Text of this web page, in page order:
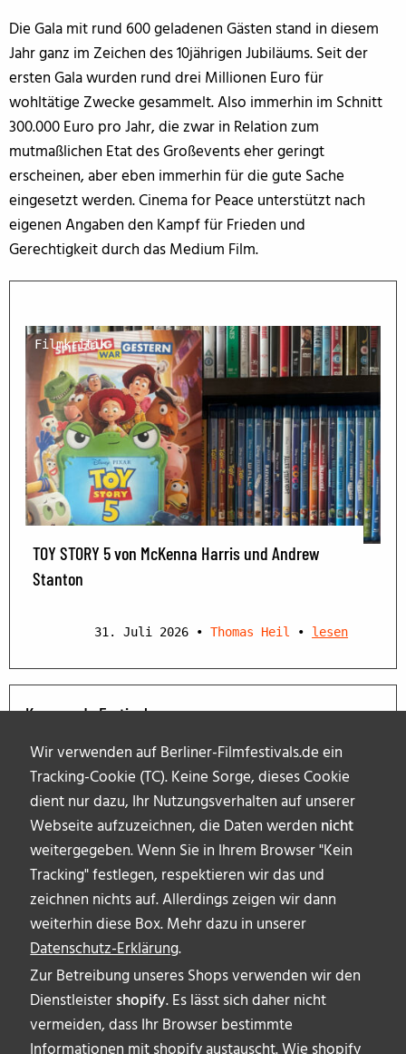
Wir verwenden auf Berliner-Filmfestivals.de ein
Tracking-Cookie (TC). Keine Sorge, dieses Cookie
dient nur dazu, Ihr Nutzungsverhalten auf unserer
Webseite aufzuzeichnen, die Daten werden nicht
weitergegeben. Wenn Sie in Ihrem Browser "Kein
Tracking" festlegen, respektieren wir das und
zeichnen nichts auf. Allerdings zeigen wir dann
weiterhin diese Box. Mehr dazu in unserer
Datenschutz-Erklärung.
Zur Betreibung unseres Shops verwenden wir den
Dienstleistershopify. Es lässt sich daher nicht
vermeiden, dass Ihr Browser bestimmte
Die Gala mit rund 600 geladenen Gästen stand in diesem
Jahr ganz im Zeichen des 10jährigen Jubiläums. Seit der
ersten Gala wurden rund drei Millionen Euro für
wohltätige Zwecke gesammelt. Also immerhin im Schnitt
300.000 Euro pro Jahr, die zwar in Relation zum
mutmaßlichen Etat des Großevents eher geringt
erscheinen, aber eben immerhin für die gute Sache
eingesetzt werden. Cinema for Peace unterstützt nach
eigenen Angaben den Kampf für Frieden und
Gerechtigkeit durch das Medium Film.
Filmkritik
TOY STORY 5 von McKenna Harris und Andrew
Stanton
31. Juli 2026 • Thomas Heil • lesen
Kommende Festivals
ÜBER UNS